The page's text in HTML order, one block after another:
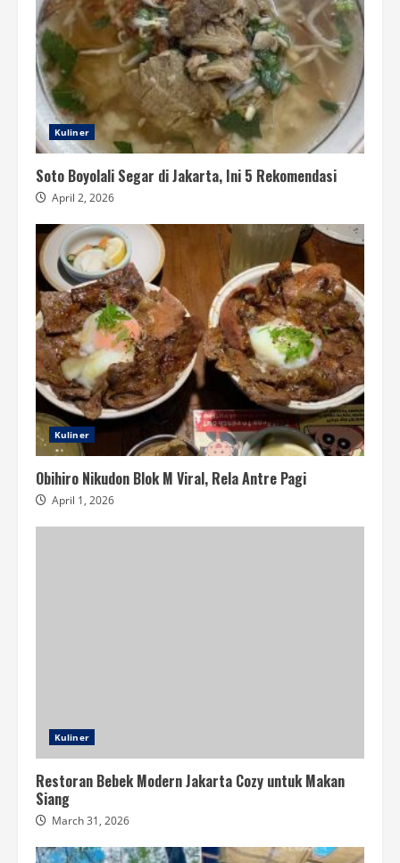
Kuliner
Soto Boyolali Segar di Jakarta, Ini 5 Rekomendasi
April 2, 2026
Kuliner
Obihiro Nikudon Blok M Viral, Rela Antre Pagi
April 1, 2026
Kuliner
Restoran Bebek Modern Jakarta Cozy untuk Makan
Siang
March 31, 2026